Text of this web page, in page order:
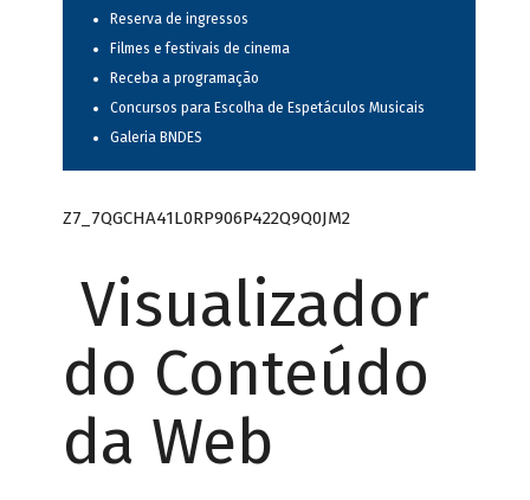
Reserva de ingressos
Filmes e festivais de cinema
Receba a programação
Concursos para Escolha de Espetáculos Musicais
Galeria BNDES
Z7_7QGCHA41L0RP906P422Q9Q0JM2
Visualizador
do Conteúdo
da Web